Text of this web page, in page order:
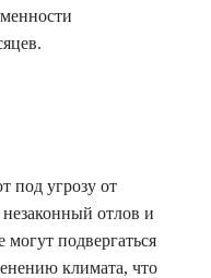
под угрозу от
отлов и
подвергаться
климата, что